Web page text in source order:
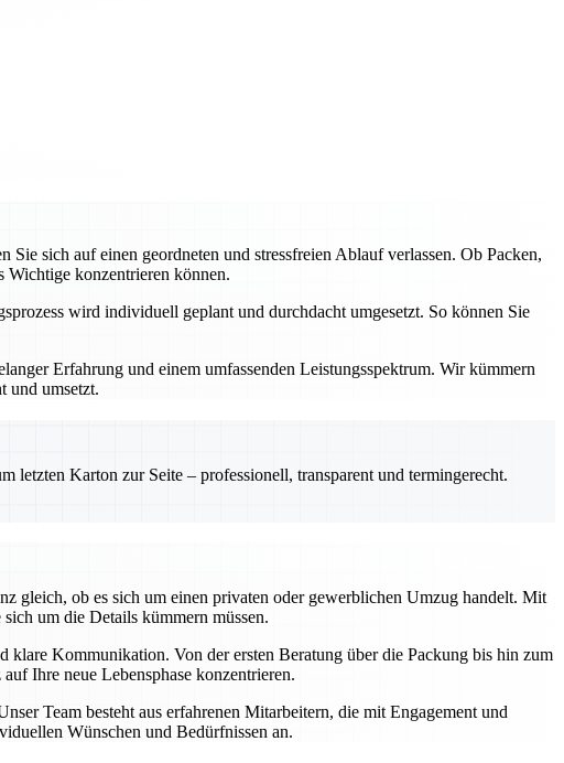
sich auf einen geordneten und stressfreien Ablauf verlassen. Ob Packen,
Wichtige konzentrieren können.
wird individuell geplant und durchdacht umgesetzt. So können Sie
Erfahrung und einem umfassenden Leistungsspektrum. Wir kümmern
und umsetzt.
letzten Karton zur Seite – professionell, transparent und termingerecht.
gleich, ob es sich um einen privaten oder gewerblichen Umzug handelt. Mit
um die Details kümmern müssen.
Kommunikation. Von der ersten Beratung über die Packung bis hin zum
Ihre neue Lebensphase konzentrieren.
Team besteht aus erfahrenen Mitarbeitern, die mit Engagement und
Wünschen und Bedürfnissen an.